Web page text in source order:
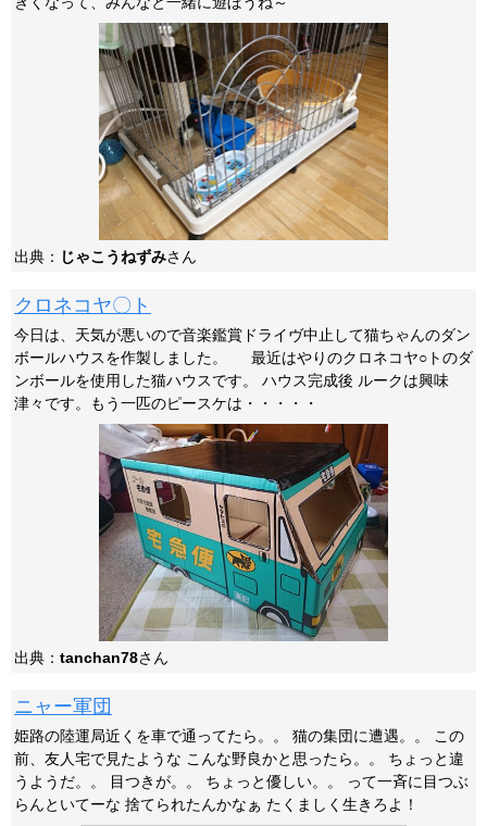
出典： じゃこうねずみさん
クロネコヤ〇ト
今日は、天気が悪いので音楽鑑賞ドライヴ中止して猫ちゃんのダン
ボールハウスを作製しました。 最近はやりのクロネコヤ○トのダ
ンボールを使用した猫ハウスです。 ハウス完成後 ルークは興味
津々です。もう一匹のピースケは・・・・・
出典： tanchan78さん
ニャー軍団
姫路の陸運局近くを車で通ってたら。。 猫の集団に遭遇。。 この
前、友人宅で見たような こんな野良かと思ったら。。 ちょっと違
うようだ。。 目つきが。。 ちょっと優しい。。 って一斉に目つぶ
らんといてーな 捨てられたんかなぁ たくましく生きろよ！